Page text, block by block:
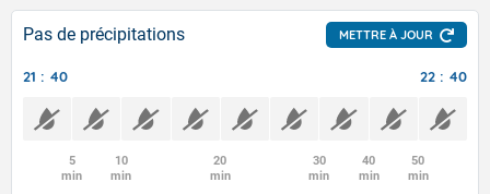
Pas de précipitations METTRE À JOUR
21 : 40 22 : 40
5
min
10
min
20
min
30
min
40
min
50
min